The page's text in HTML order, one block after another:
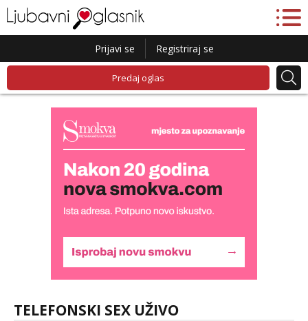
Prijavi se Registriraj se
Predaj oglas
TELEFONSKI SEX UŽIVO
tel:0,93€ - mob:1,12€ min